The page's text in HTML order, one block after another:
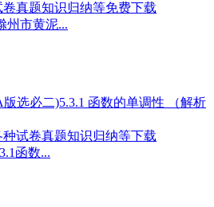
真题知识归纳等免费下载
州市黄泥...
选必二)5.3.1 函数的单调性 （解析
试卷真题知识归纳等下载
函数...